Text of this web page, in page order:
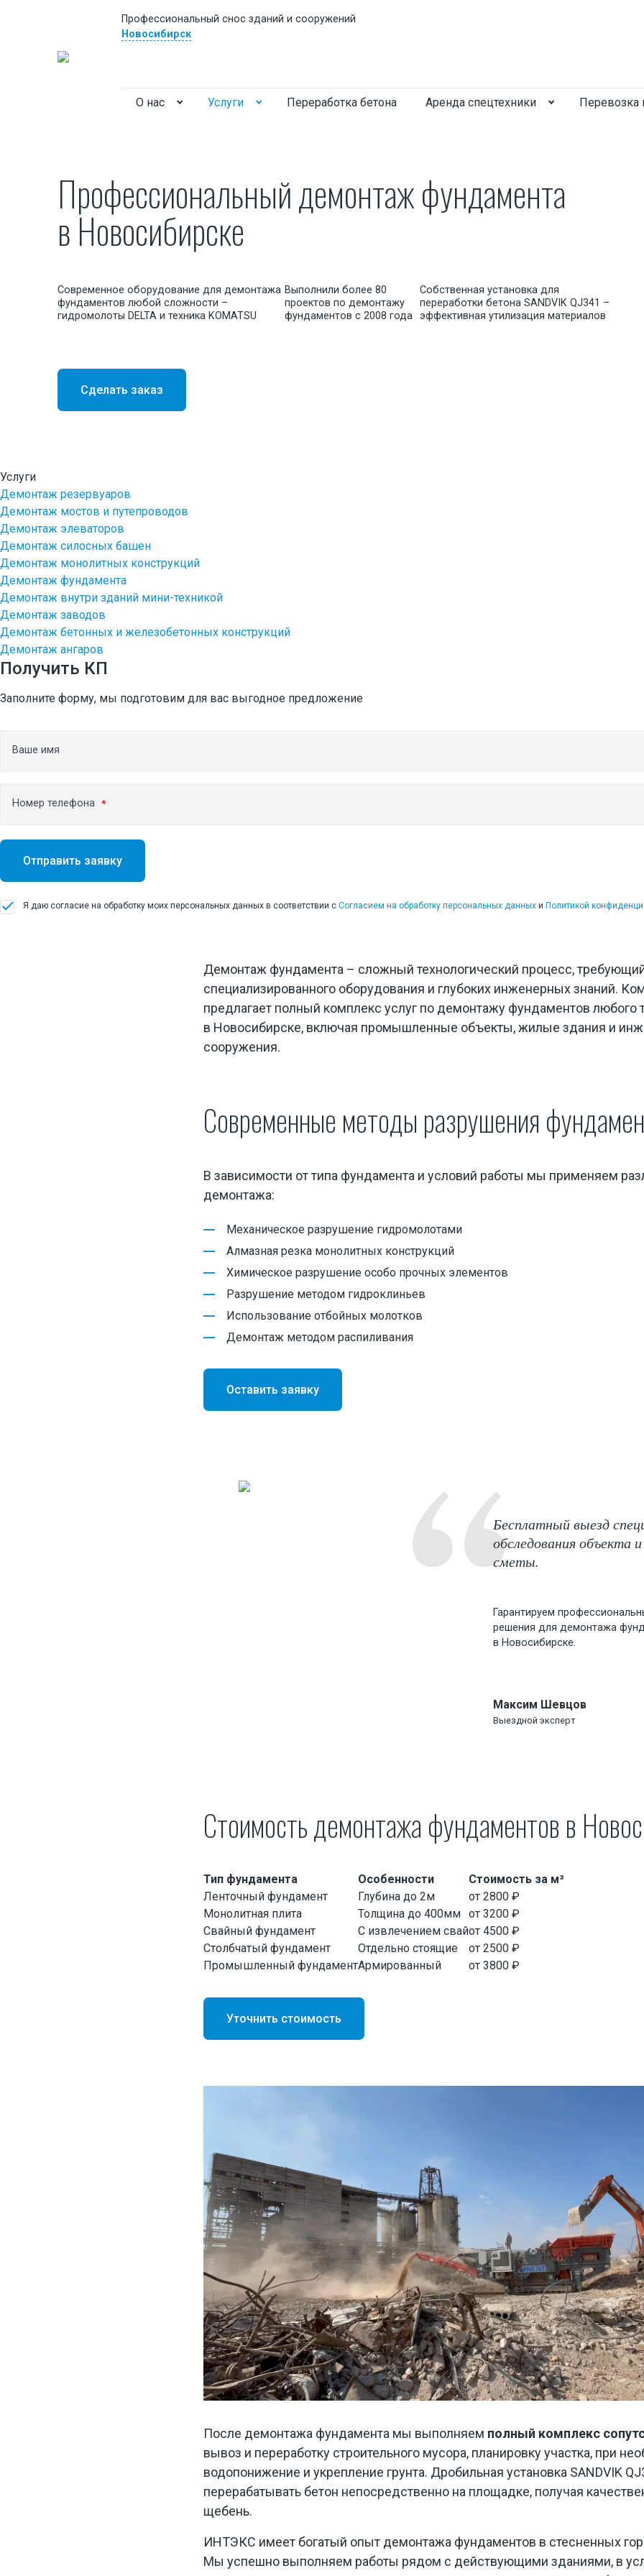
Профессиональный снос зданий и сооружений
Новосибирск
О нас Услуги Переработка бетона Аренда спецтехники Перевозка
Вакансии
Инженер сметчик
Водитель трала
Скачать презентацию (в ПДФ)
Демонтаж зданий и сооружений
Демонтаж мостов и путепроводов
Демонтаж элеваторов
Демонтаж силосных башен
Демонтаж монолитных конструкций
Демонтаж фундамента
Демонтаж внутри зданий мини-техникой
Демонтаж бетонных и железобетонных конструкций
Демонтаж резервуаров
Поставка инертных материалов
Доставка песка
Перевозка негабаритных грузов
Аренда фронтального погрузчика
Аренда гусеничного экскаватора
Аренда гусеничного экскаватора с гидромолотом
Аренда гусеничного экскаватора с гидроножницами
Профессиональный демонтаж фундамента
в Новосибирске
Современное оборудование для демонтажа
фундаментов любой сложности –
гидромолоты DELTA и техника KOMATSU
Выполнили более 80
проектов по демонтажу
фундаментов с 2008 года
Собственная установка для
переработки бетона SANDVIK QJ341 –
эффективная утилизация материалов
Сделать заказ
Услуги
Демонтаж резервуаров
Демонтаж мостов и путепроводов
Демонтаж элеваторов
Демонтаж силосных башен
Демонтаж монолитных конструкций
Демонтаж фундамента
Демонтаж внутри зданий мини-техникой
Демонтаж заводов
Демонтаж бетонных и железобетонных конструкций
Демонтаж ангаров
Получить КП
Заполните форму, мы подготовим для вас выгодное предложение
Ваше имя
Номер телефона
Отправить заявку
Я даю согласие на обработку моих персональных данных в соответствии с Согласием на обработку персональных данных и Политикой
Демонтаж фундамента – сложный технологический процесс,
специализированного оборудования и глубоких инженерных знаний.
предлагает полный комплекс услуг по демонтажу фундаментов любого
в Новосибирске, включая промышленные объекты, жилые здания и
сооружения.
Современные методы разрушения
В зависимости от типа фундамента и условий работы мы применяем
демонтажа:
Механическое разрушение гидромолотами
Алмазная резка монолитных конструкций
Химическое разрушение особо прочных элементов
Разрушение методом гидроклиньев
Использование отбойных молотков
Демонтаж методом распиливания
Оставить заявку
Бесплатный выезд
обследования объекта
сметы.
Гарантируем
решения для демонтажа
в Новосибирске.
Максим Шевцов
Выездной эксперт
Стоимость демонтажа фундаментов в
Тип фундамента Особенности
Стоимость за м³
Ленточный фундамент
Глубина до 2м
от 2800 ₽
Монолитная плита
Толщина до 400мм от 3200 ₽
Свайный фундамент
С извлечением свайот 4500 ₽
Столбчатый фундамент
Отдельно стоящие
от 2500 ₽
Промышленный фундаментАрмированный от 3800 ₽
Уточнить стоимость
После демонтажа фундамента мы выполняем полный комплекс
вывоз и переработку строительного мусора, планировку участка, при
водопонижение и укрепление грунта. Дробильная установка SANDVIK
перерабатывать бетон непосредственно на площадке, получая
щебень.
ИНТЭКС имеет богатый опыт демонтажа фундаментов в стесненных
Мы успешно выполняем работы рядом с действующими зданиями, в